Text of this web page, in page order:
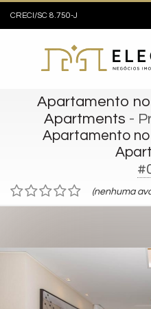
CRECI/SC 8.750-J
Apartamento
Apartments -
Apartamento
(nenhuma